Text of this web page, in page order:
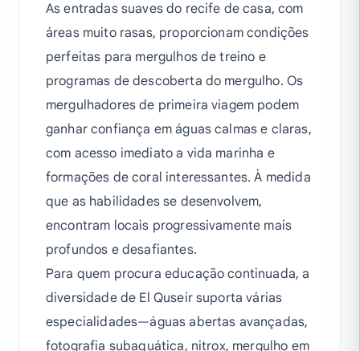
As entradas suaves do recife de casa, com
áreas muito rasas, proporcionam condições
perfeitas para mergulhos de treino e
programas de descoberta do mergulho. Os
mergulhadores de primeira viagem podem
ganhar confiança em águas calmas e claras,
com acesso imediato a vida marinha e
formações de coral interessantes. À medida
que as habilidades se desenvolvem,
encontram locais progressivamente mais
profundos e desafiantes.
Para quem procura educação continuada, a
diversidade de El Quseir suporta várias
especialidades—águas abertas avançadas,
fotografia subaquática, nitrox, mergulho em